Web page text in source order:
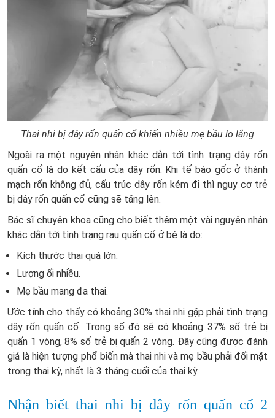
Thai nhi bị dây rốn quấn cổ khiến nhiều mẹ bầu lo lắng
Ngoài ra một nguyên nhân khác dẫn tới tình trạng dây rốn
quấn cổ là do kết cấu của dây rốn. Khi tế bào gốc ở thành
mạch rốn không đủ, cấu trúc dây rốn kém đi thì nguy cơ trẻ
bị dây rốn quấn cổ cũng sẽ tăng lên.
Bác sĩ chuyên khoa cũng cho biết thêm một vài nguyên nhân
khác dẫn tới tình trạng rau quấn cổ ở bé là do:
Kích thước thai quá lớn.
Lượng ối nhiều.
Mẹ bầu mang đa thai.
Ước tính cho thấy có khoảng 30% thai nhi gặp phải tình trạng
dây rốn quấn cổ. Trong số đó sẽ có khoảng 37% số trẻ bị
quấn 1 vòng, 8% số trẻ bị quấn 2 vòng. Đây cũng được đánh
giá là hiện tượng phổ biến mà thai nhi và mẹ bầu phải đối mặt
trong thai kỳ, nhất là 3 tháng cuối của thai kỳ.
Nhận biết thai nhi bị dây rốn quấn cổ 2